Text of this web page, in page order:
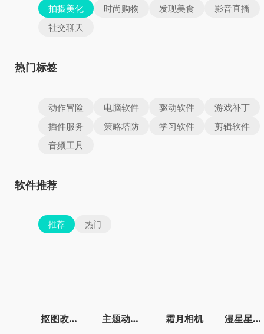
拍摄美化
时尚购物 发现美食
影音直播
社交聊天
热门标签
动作冒险 电脑软件 驱动软件
游戏补丁
插件服务
策略塔防 学习软件
剪辑软件
音频工具
软件推荐
推荐 热门
抠图改图王 主题动态壁纸 霜月相机 漫星星壁纸